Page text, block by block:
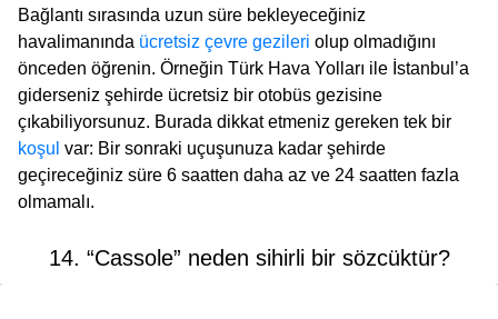
Bağlantı sırasında uzun süre bekleyeceğiniz
havalimanında ücretsiz çevre gezileri olup olmadığını
önceden öğrenin. Örneğin Türk Hava Yolları ile İstanbul’a
giderseniz şehirde ücretsiz bir otobüs gezisine
çıkabiliyorsunuz. Burada dikkat etmeniz gereken tek bir
koşul var: Bir sonraki uçuşunuza kadar şehirde
geçireceğiniz süre 6 saatten daha az ve 24 saatten fazla
olmamalı.
14. “Cassole” neden sihirli bir sözcüktür?